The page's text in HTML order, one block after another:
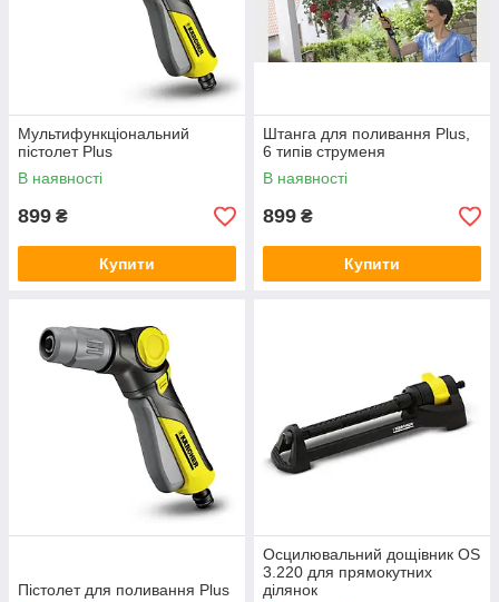
Мультифункціональний
пістолет Plus
В наявності
899 ₴
Купити
Штанга для поливання Plus,
6 типів струменя
В наявності
899 ₴
Купити
Пістолет для поливання Plus
Осцилювальний дощівник OS
3.220 для прямокутних
ділянок